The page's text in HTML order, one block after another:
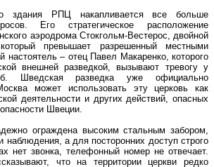
здания РПЦ накапливается все больше
Его стратегическое расположение
аэродрома Стокгольм-Вестерос, двойной
превышает разрешенный местными
настоятель – отец Павел Макаренко, которого
внешней разведкой, вызывают тревогу у
Шведская разведка уже официально
может использовать эту церковь как
деятельности и других действий, опасных
Швеции.
ограждена высоким стальным забором,
наблюдения, а для посторонних доступ строго
нет звонка, телефонный номер не отвечает.
что на территории церкви редко